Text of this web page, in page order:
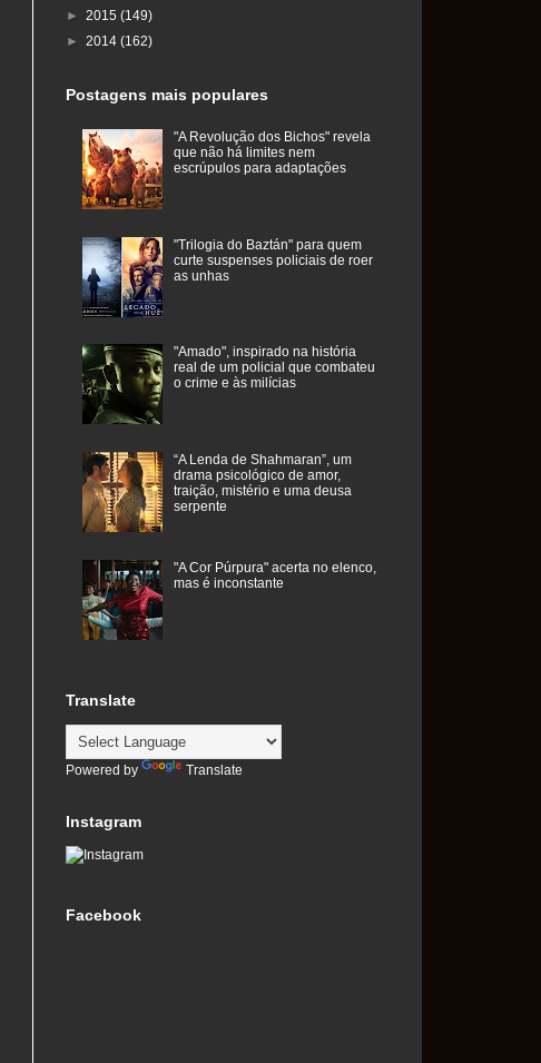
► 2015 (149)
► 2014 (162)
Postagens mais populares
"A Revolução dos Bichos" revela
que não há limites nem
escrúpulos para adaptações
"Trilogia do Baztán" para quem
curte suspenses policiais de roer
as unhas
"Amado", inspirado na história
real de um policial que combateu
o crime e às milícias
“A Lenda de Shahmaran”, um
drama psicológico de amor,
traição, mistério e uma deusa
serpente
"A Cor Púrpura" acerta no elenco,
mas é inconstante
Translate
Powered by Translate
Instagram
Facebook